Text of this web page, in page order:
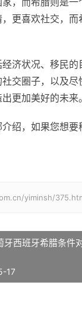
更喜欢社交，
济状况、移民
交圈子，以及
更加美好的未来。
绍，如果您想要
yiminsh/
牙西班牙希腊条件
17